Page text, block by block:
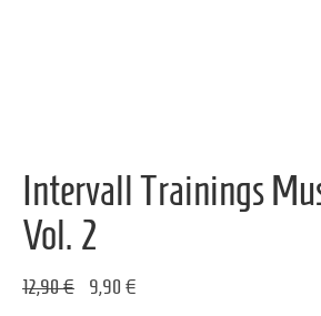
Intervall Trainings
Vol. 2
12,90€
Ursprünglicher
9,90 €